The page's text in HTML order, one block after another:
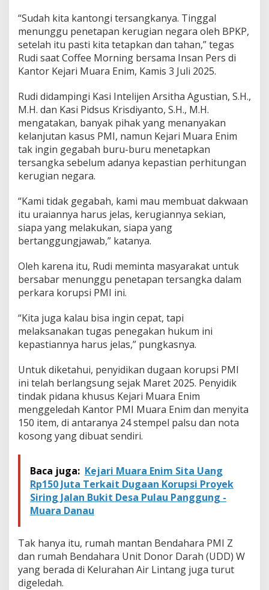
E
n
i
m
S
u
a
h
K
a
n
t
o
n
T
e
r
a
g
k
s
u
s
o
r
u
p
s
i
P
M
“Sudah kita kantongi tersangkanya. Tinggal
menunggu penetapan kerugian negara oleh BPKP,
setelah itu pasti kita tetapkan dan tahan,” tegas
Rudi saat Coffee Morning bersama Insan Pers di
Kantor Kejari Muara Enim, Kamis 3 Juli 2025.
Rudi didampingi Kasi Intelijen Arsitha Agustian, S.H.,
M.H. dan Kasi Pidsus Krisdiyanto, S.H., M.H.
mengatakan, banyak pihak yang menanyakan
kelanjutan kasus PMI, namun Kejari Muara Enim
tak ingin gegabah buru-buru menetapkan
tersangka sebelum adanya kepastian perhitungan
kerugian negara.
“Kami tidak gegabah, kami mau membuat dakwaan
itu uraiannya harus jelas, kerugiannya sekian,
siapa yang melakukan, siapa yang
bertanggungjawab,” katanya.
Oleh karena itu, Rudi meminta masyarakat untuk
bersabar menunggu penetapan tersangka dalam
perkara korupsi PMI ini.
“Kita juga kalau bisa ingin cepat, tapi
melaksanakan tugas penegakan hukum ini
kepastiannya harus jelas,” pungkasnya.
Untuk diketahui, penyidikan dugaan korupsi PMI
ini telah berlangsung sejak Maret 2025. Penyidik
tindak pidana khusus Kejari Muara Enim
menggeledah Kantor PMI Muara Enim dan menyita
150 item, di antaranya 24 stempel palsu dan nota
kosong yang dibuat sendiri.
Baca juga: Kejari Muara Enim Sita Uang
Rp150 Juta Terkait Dugaan Korupsi Proyek
Siring Jalan Bukit Desa Pulau Panggung -
Muara Danau
Tak hanya itu, rumah mantan Bendahara PMI Z
dan rumah Bendahara Unit Donor Darah (UDD) W
yang berada di Kelurahan Air Lintang juga turut
digeledah.